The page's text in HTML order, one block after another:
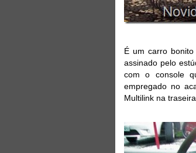
É um carro
assinado pelo
com o console
empregado no
Multilink na